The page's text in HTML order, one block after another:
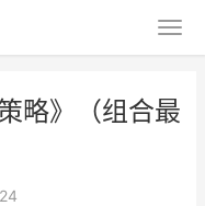
略》（组合最